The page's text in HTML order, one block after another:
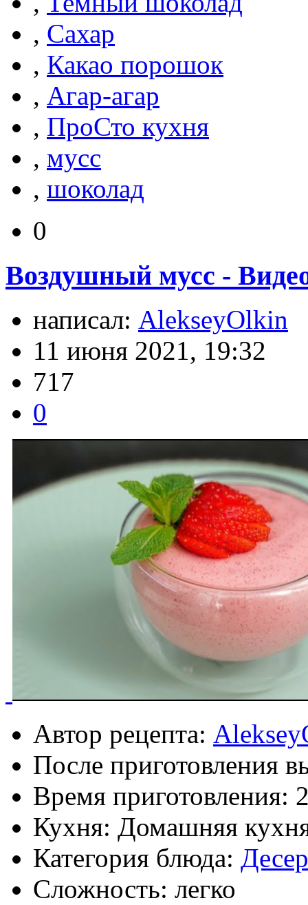
, Сахар
, Какао порошок
, Агар-агар
, ПроСто кухня
, мусс
, шоколад
0
Воздушный мусс -
написал: AlekseyOlkin
11 июня 2021, 19:32
717
0
Автор рецепта:
После приготовления
Время приготовления:
Кухня: Домашняя
Категория блюда:
Сложность: легко